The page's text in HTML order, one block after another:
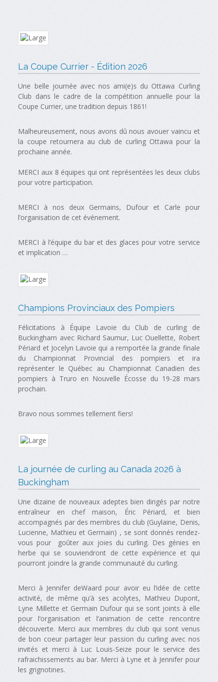
La Coupe Currier - Édition 2026
Une belle journée avec nos ami(e)s du Ottawa Curling
Club dans le cadre de la compétition annuelle pour la
Coupe Currier, une tradition depuis 1861!
Malheureusement, nous avons dû nous avouer vaincu et
la coupe retournera au club de curling Ottawa pour la
prochaine année.
MERCI aux 8 équipes qui ont représentées les deux clubs
pour votre participation.
MERCI à nos deux Germains, Dufour et Carle pour
l’organisation de cet événement.
MERCI à l’équipe du bar et des glaces pour votre service
et implication …
Champions Provinciaux des Pompiers
Félicitations à Équipe Lavoie du Club de curling de
Buckingham avec Richard Saumur, Luc Ouellette, Robert
Périard et Jocelyn Lavoie qui a remportée la grande finale
du Championnat Provincial des pompiers et ira
représenter le Québec au Championnat Canadien des
pompiers à Truro en Nouvelle Écosse du 19-28 mars
prochain.
Bravo nous sommes tellement fiers!
La journée de curling au Canada 2026 à
Buckingham
Une dizaine de nouveaux adeptes bien dirigés par notre
entraîneur en chef maison, Éric Périard, et bien
accompagnés par des membres du club (Guylaine, Denis,
Lucienne, Mathieu et Germain) , se sont donnés rendez-
vous pour goûter aux joies du curling. Des génies en
herbe qui se souviendront de cette expérience et qui
pourront joindre la grande communauté du curling.
Merci à Jennifer deWaard pour avoir eu l’idée de cette
activité, de même qu’à ses acolytes, Mathieu Dupont,
Lyne Millette et Germain Dufour qui se sont joints à elle
pour l’organisation et l’animation de cette rencontre
découverte. Merci aux membres du club qui sont venus
de bon coeur partager leur passion du curling avec nos
invités et merci à Luc Louis-Seize pour le service des
rafraichissements au bar. Merci à Lyne et à Jennifer pour
les grignotines.